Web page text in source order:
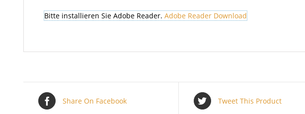
Bitte installieren Sie Adobe Reader. Adobe Reader Download
Share On Facebook Tweet This Product